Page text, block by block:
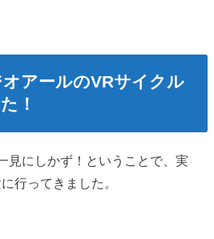
アールのVRサイクル
！
見にしかず！ということで、実
行ってきました。